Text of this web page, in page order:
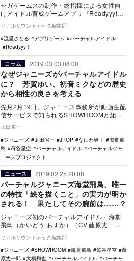
セガゲームスの制作・総指揮による女性向
けアイドル育成ゲームアプリ『Readyyy!』
が、2019年2月1日より配信を開始した。
T…
リアルサウンドテック編集部
流星さとる
アプリゲーム
バーチャルアイドル
Readyyy！
コラム 2019.03.03 08:00
なぜジャニーズがバーチャルアイドル
に？ 芳賀ゆい、初音ミクなどの歴史
から相性の良さを考える
先月2月19日、ジャニーズ事務所が動画生配
信サービスで知られるSHOWROOMと組ん
をスタ…
太田省一
ジャニーズ
太田省一 JPOP なにわ男子
海堂飛
鳥
苺谷星空 バーチャルアイドル
バーチャルジャ
ニーズプロジェクト
ニュース 2019.02.25 20:08
バーチャルジャニーズ海堂飛鳥、唯一
の特技「絵を描くこと」の実力が明か
される！ 果たしてその腕前は……？
ジャニーズ初のバーチャルアイドル・海堂
飛鳥（かいどう あすか）（CV.藤原丈一
郎）と苺谷星空（いちごや かなた）（CV.
大橋和也…
リアルサウンドテック編集部
ジャニーズ
SHOWROOM 海堂飛鳥 苺谷星空
藤
原丈一郎
大橋和也 バーチャルアイドル
バーチャ